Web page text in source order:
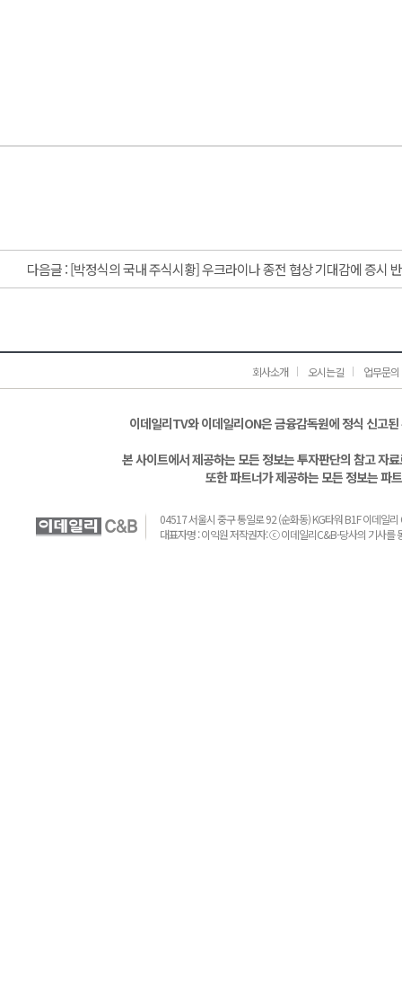
다음글 :[박정식의 국내 주식시황] 우크라이나 종전 협상 기대감에 증시
회사소개 오시는길 업무문의
이데일리TV와 이데일리ON은 금융감독원에 정식 신고
본 사이트에서 제공하는 모든 정보는 투자판단의 참고 자
또한 파트너가 제공하는 모든 정보는 파
04517 서울시 중구 통일로 92 (순화동) KG타워 B1F 이데일
대표자명 : 이익원 저작권자: ⓒ 이데일리C&B-당사의 기사를